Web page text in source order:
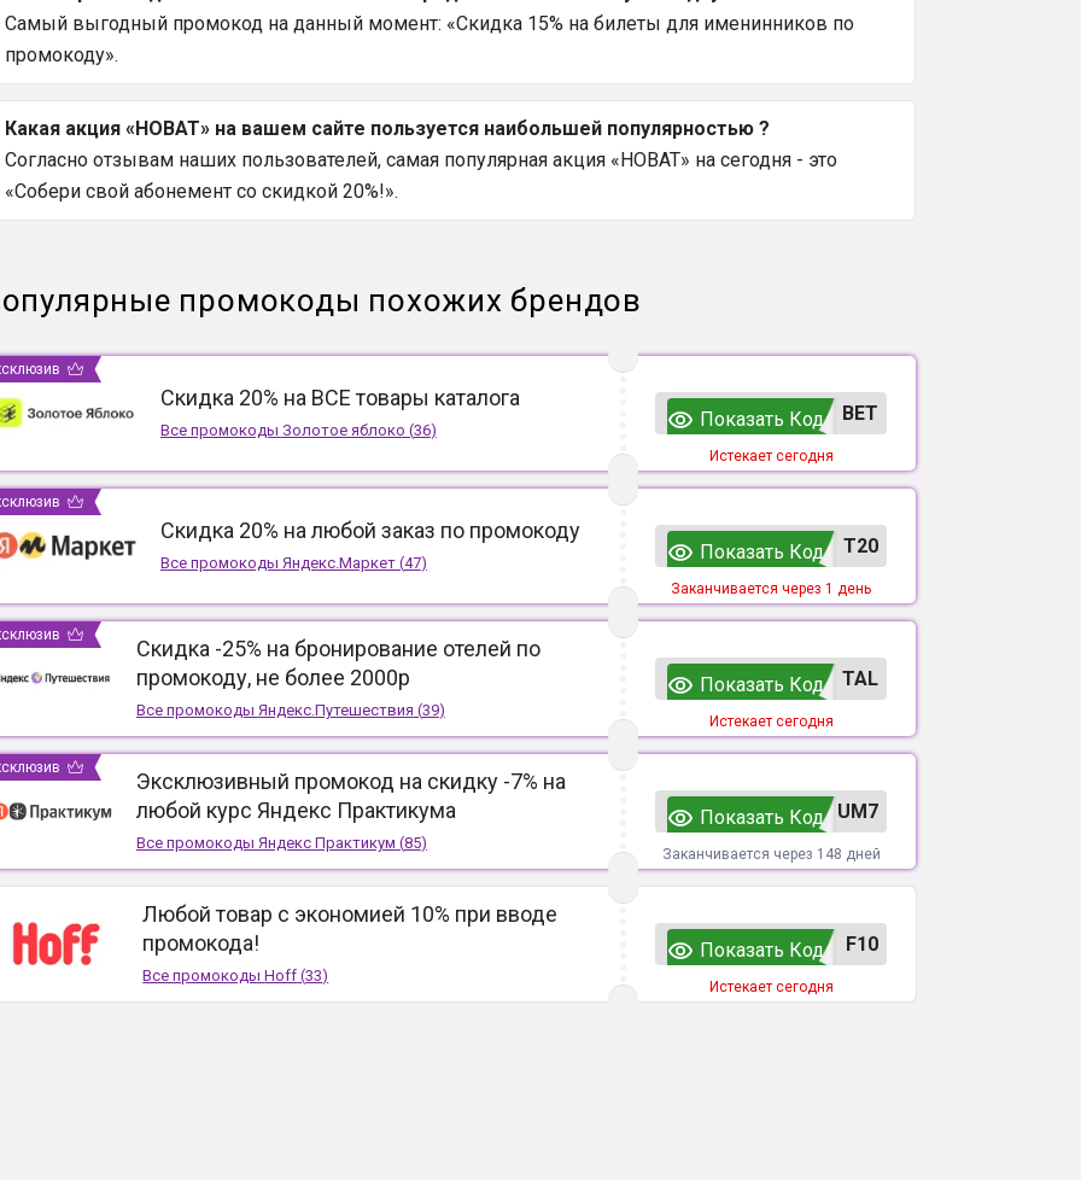
Самый выгодный промокод на данный момент: «Скидка 15% на билеты для именинников по
промокоду».
Какая акция «НОВАТ» на вашем сайте пользуется наибольшей популярностью ?
Согласно отзывам наших пользователей, самая популярная акция «НОВАТ» на сегодня - это
«Собери свой абонемент со скидкой 20%!».
промокоды похожих брендов
Скидка 20% на ВСЕ товары каталога
Все промокоды Золотое яблоко (36)
ВЕТ
Показать Код
Истекает сегодня
Скидка 20% на любой заказ по промокоду
Все промокоды Яндекс.Маркет(47)
T20
Показать Код
Заканчивается через 1 день
Скидка -25% на бронирование отелей по
промокоду, не более 2000р
Все промокоды Яндекс.Путешествия (39)
TAL
Показать Код
Истекает сегодня
Эксклюзивный промокод на скидку -7% на
любой курс Яндекс Практикума
Все промокоды Яндекс Практикум (85)
UM7
Показать Код
Заканчивается через 148 дней
Любой товар с экономией 10% при вводе
промокода!
Все промокодыHoff (33)
F10
Показать Код
Истекает сегодня